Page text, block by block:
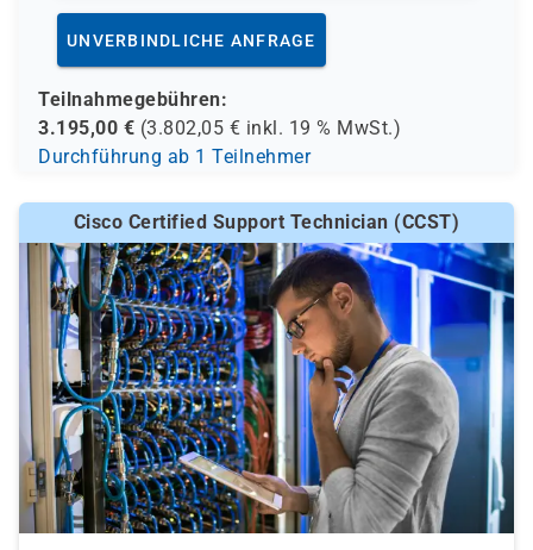
UNVERBINDLICHE ANFRAGE
Teilnahmegebühren:
3.195,00 € (3.802,05 € inkl. 19 % MwSt.)
Durchführung ab 1 Teilnehmer
Cisco Certified Support Technician (CCST)